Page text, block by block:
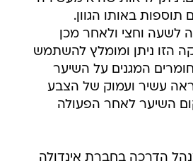
באותו הגוון.
לשעה וחצי ולאחר מכן
הזו ניתן ומומלץ להשתמש
המגנים על השיער
עשיר ועמוק של הצבע
השיער לאחר הפעולה
הדרכה בחברת אינדולה